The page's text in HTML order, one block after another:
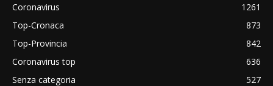
Coronavirus
1261
Top-Cronaca
873
Top-Provincia
842
Coronavirus top
636
Senza categoria
527